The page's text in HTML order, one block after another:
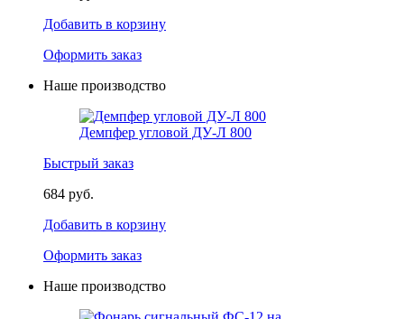
Добавить в корзину
Оформить заказ
Наше производство
Демпфер угловой ДУ-Л 800
Быстрый заказ
684 руб.
Добавить в корзину
Оформить заказ
Наше производство